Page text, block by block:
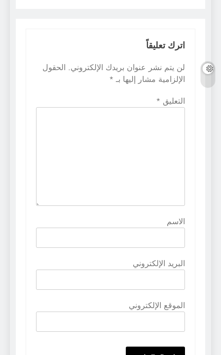
اترك تعليقاً
لن يتم نشر عنوان بريدك الإلكتروني. الحقول
الإلزامية مشار إليها بـ *
التعليق *
الاسم
البريد الإلكتروني
الموقع الإلكتروني